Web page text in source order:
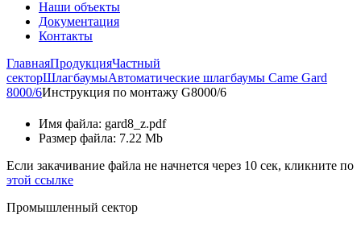
Наши объекты
Документация
Контакты
ГлавнаяПродукцияЧастный
секторШлагбаумыАвтоматические шлагбаумы Came Gard
8000/6Инструкция по монтажу G8000/6
Имя файла: gard8_z.pdf
Размер файла: 7.22 Mb
Если закачивание файла не начнется через 10 сек, кликните по
этой ссылке
Промышленный сектор